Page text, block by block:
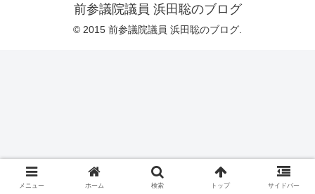
前参議院議員 浜田聡のブログ
© 2015 前参議院議員 浜田聡のブログ.
メニュー ホーム 検索 トップ サイドバー